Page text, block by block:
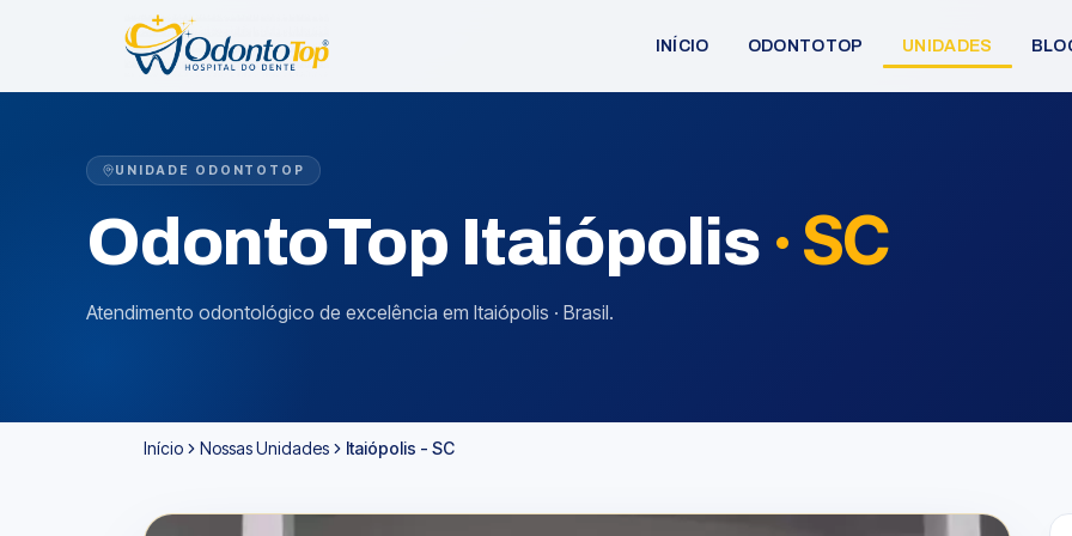
INÍCIO ODONTOTOP UNIDADES
UNIDADE ODONTOTOP
OdontoTop Itaiópolis·SC
Atendimento odontológico de excelência em Itaiópolis · Brasil.
Início Nossas Unidades Itaiópolis - SC